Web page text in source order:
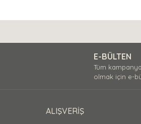
E-BÜLTEN
Tüm
olmak için e-
ALIŞVERİŞ